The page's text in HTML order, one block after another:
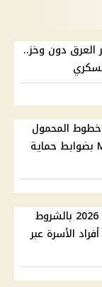
العرق دون وخز..
خطوط المحمول
المسجلة باسمك عبر My NTRA بضوابط حماية
خطوات تحديث بطاقة التموين 2026 بالشروط
الأسرة عبر